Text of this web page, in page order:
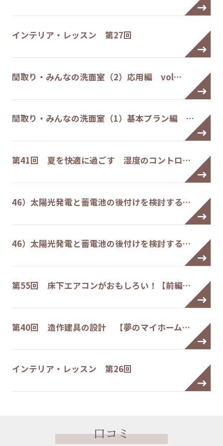
インテリア・レッスン 第27回
間取り・みんなの洗面室（2）応用編 vol…
間取り・みんなの洗面室（1）基本プラン編 …
第41回 夏を快適に過ごす 湿度のコントロ…
46）太陽光発電と蓄電池の後付けを検討する…
46）太陽光発電と蓄電池の後付けを検討する…
第55回 床下エアコンがおもしろい！【前編…
第40回 造作建具の設計 【夢のマイホーム…
インテリア・レッスン 第26回
口コミ